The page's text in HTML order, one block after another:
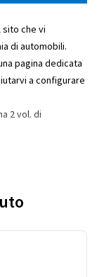
sito che vi
di automobili.
pagina dedicata
a configurare
2 vol. di